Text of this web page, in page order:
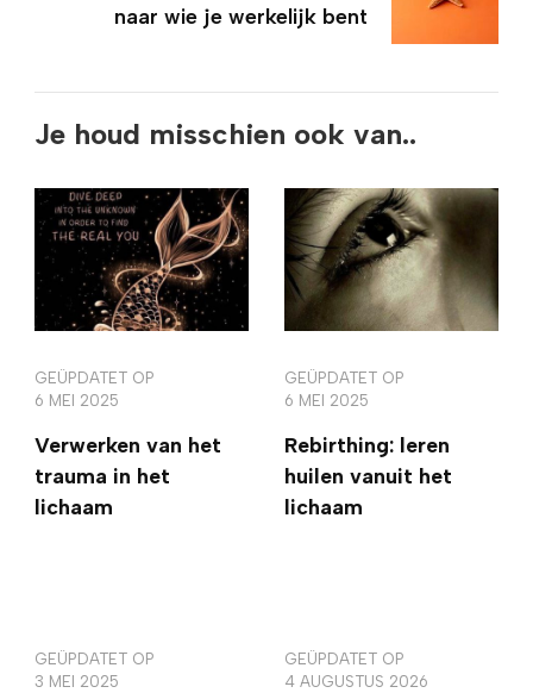
naar wie je werkelijk bent
Je houd misschien ook van..
GEÜPDATET OP
6 MEI 2025
Verwerken van het
trauma in het
lichaam
GEÜPDATET OP
6 MEI 2025
Rebirthing: leren
huilen vanuit het
lichaam
GEÜPDATET OP
3 MEI 2025
GEÜPDATET OP
4 AUGUSTUS 2026